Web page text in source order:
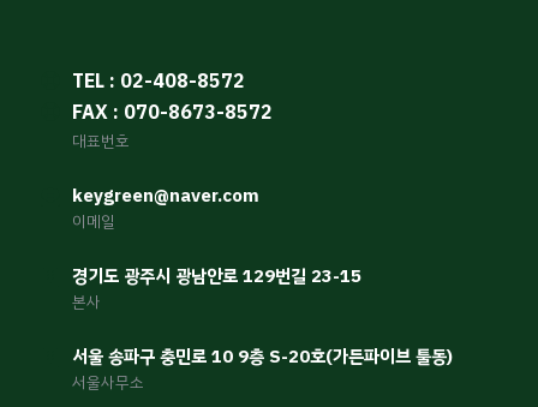
TEL : 02-408-8572
FAX : 070-8673-8572
대표번호
keygreen@naver.com
이메일
경기도 광주시 광남안로 129번길 23-15
본사
서울 송파구 충민로 10 9층 S-20호(가든파이브 툴동)
서울사무소